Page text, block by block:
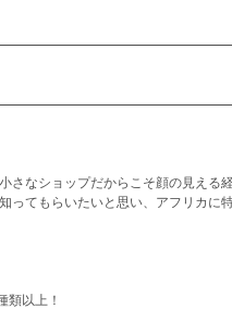
なショップだからこそ顔の見える
ってもらいたいと思い、アフリカに
以上！